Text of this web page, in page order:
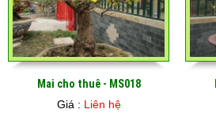
Mai cho thuê - MS018
Giá : Liên hệ